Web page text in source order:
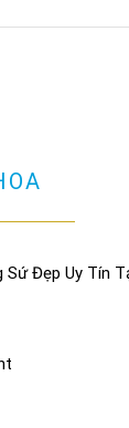
Sứ Đẹp Uy Tín